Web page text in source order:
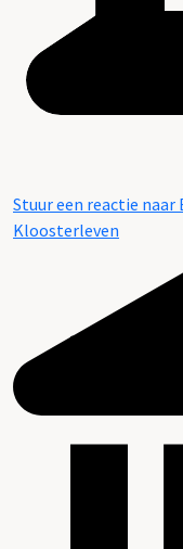
Stuur een reactie
Kloosterleven